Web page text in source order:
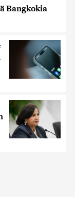
Bangkokia